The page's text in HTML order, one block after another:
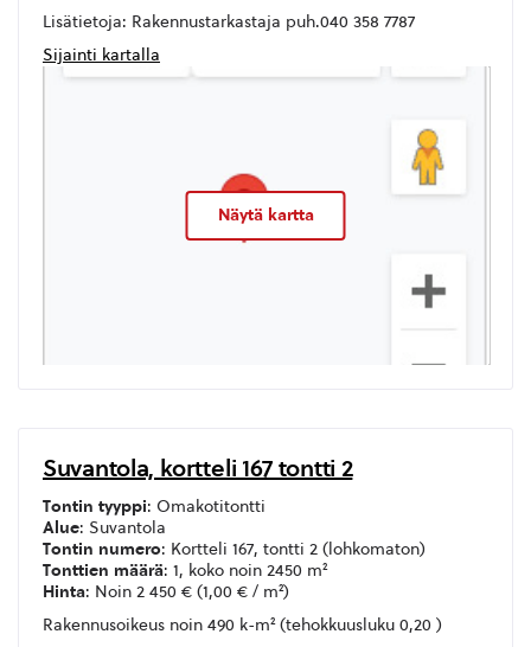
Lisätietoja: Rakennustarkastaja puh.040 358 7787
Sijainti kartalla
Näytä kartta
Suvantola, kortteli 167 tontti 2
Tontin tyyppi: Omakotitontti
Alue: Suvantola
Tontin numero: Kortteli 167, tontti 2 (lohkomaton)
Tonttien määrä: 1, koko noin 2450 m²
Hinta: Noin 2 450 € (1,00 € / m²)
Rakennusoikeus noin 490 k-m² (tehokkuusluku 0,20 )